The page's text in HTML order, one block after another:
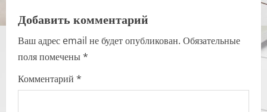
a
v
i
g
Добавить комментарий
Ваш адрес email не будет опубликован. Обязательные
поля помечены*
Комментарий *